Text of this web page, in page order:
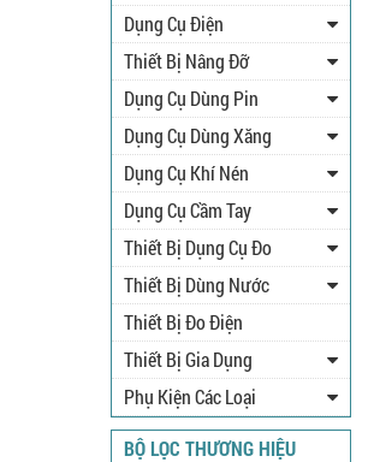
Dụng Cụ Điện
Thiết Bị Nâng Đỡ
Dụng Cụ Dùng Pin
Dụng Cụ Dùng Xăng
Dụng Cụ Khí Nén
Dụng Cụ Cầm Tay
Thiết Bị Dụng Cụ Đo
Thiết Bị Dùng Nước
Thiết Bị Đo Điện
Thiết Bị Gia Dụng
Phụ Kiện Các Loại
BỘ LỌC THƯƠNG HIỆU